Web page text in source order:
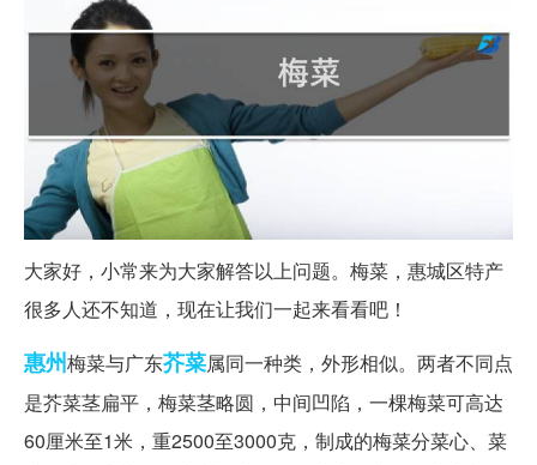
大家好，小常来为大家解答以上问题。梅菜，惠城区特产
很多人还不知道，现在让我们一起来看看吧！
惠州梅菜与广东芥菜属同一种类，外形相似。两者不同点
是芥菜茎扁平，梅菜茎略圆，中间凹陷，一棵梅菜可高达
60厘米至1米，重2500至3000克，制成的梅菜分菜心、菜